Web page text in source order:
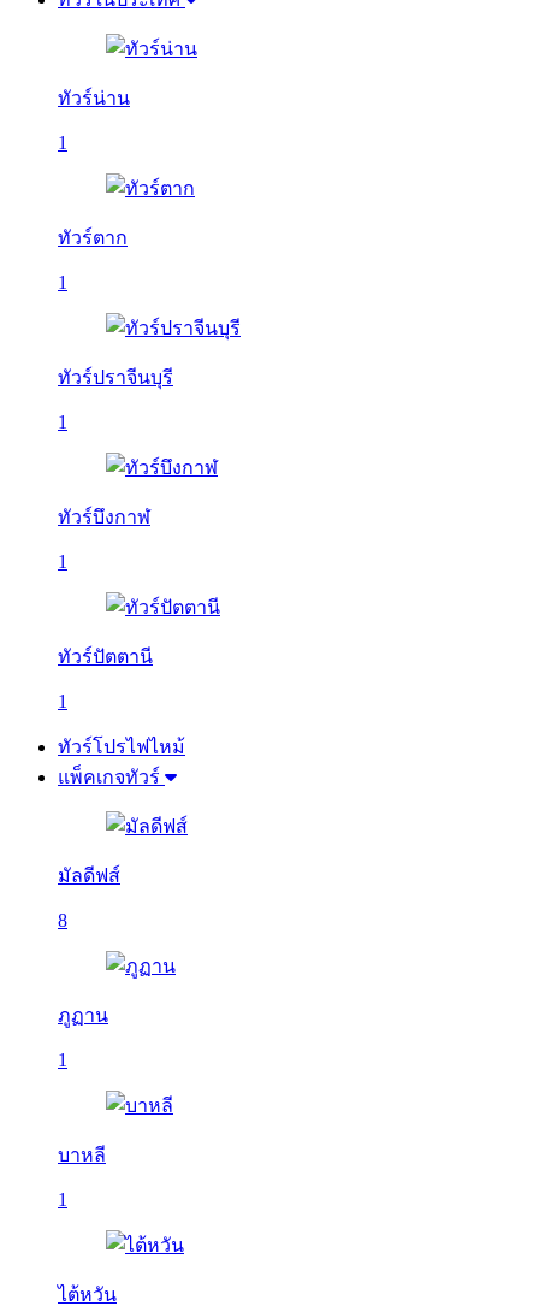
ทัวร์น่าน
1
ทัวร์ตาก
1
ทัวร์ปราจีนบุรี
1
ทัวร์บึงกาฬ
1
ทัวร์ปัตตานี
1
ทัวร์โปรไฟไหม้
แพ็คเกจทัวร์
มัลดีฟส์
8
ภูฏาน
1
บาหลี
1
ไต้หวัน